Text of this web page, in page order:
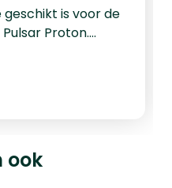
is voor de
Proton.
de
ook